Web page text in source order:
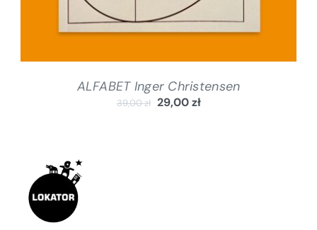
ALFABET Inger Christensen
39,00zł 29,00zł